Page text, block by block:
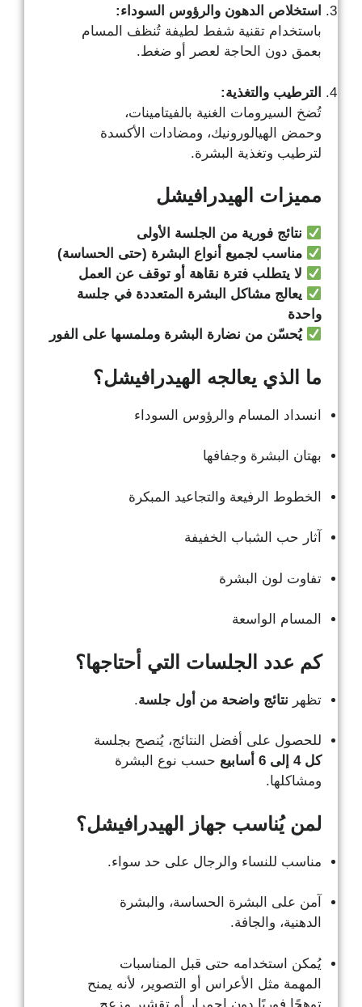
استخلاص الدهون والرؤوس السوداء:
باستخدام تقنية شفط لطيفة تُنظف المسام
بعمق دون الحاجة لعصر أو ضغط.
الترطيب والتغذية:
تُضخ السيرومات الغنية بالفيتامينات،
وحمض الهيالورونيك، ومضادات الأكسدة
لترطيب وتغذية البشرة.
مميزات الهيدرافيشل
نتائج فورية من الجلسة الأولى
مناسب لجميع أنواع البشرة (حتى الحساسة)
لا يتطلب فترة نقاهة أو توقف عن العمل
يعالج مشاكل البشرة المتعددة في جلسة
واحدة
يُحسّن من نضارة البشرة وملمسها على الفور
ما الذي يعالجه الهيدرافيشل؟
انسداد المسام والرؤوس السوداء
بهتان البشرة وجفافها
الخطوط الرفيعة والتجاعيد المبكرة
آثار حب الشباب الخفيفة
تفاوت لون البشرة
المسام الواسعة
كم عدد الجلسات التي أحتاجها؟
تظهر نتائج واضحة من أول جلسة.
للحصول على أفضل النتائج، يُنصح بجلسة
كل 4 إلى 6 أسابيع
حسب نوع البشرة
ومشاكلها.
لمن يُناسب جهاز الهيدرافيشل؟
مناسب للنساء والرجال على حد سواء.
آمن على البشرة الحساسة، والبشرة
الدهنية، والجافة.
يُمكن استخدامه حتى قبل المناسبات
المهمة مثل الأعراس أو التصوير، لأنه يمنح